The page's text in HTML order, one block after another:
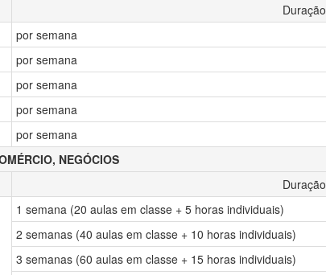
Duração
por semana
por semana
por semana
por semana
por semana
NEGÓCIOS
Duração
1 semana (20 aulas em classe + 5 horas individuais)
2 semanas (40 aulas em classe + 10 horas individuais)
3 semanas (60 aulas em classe + 15 horas individuais)